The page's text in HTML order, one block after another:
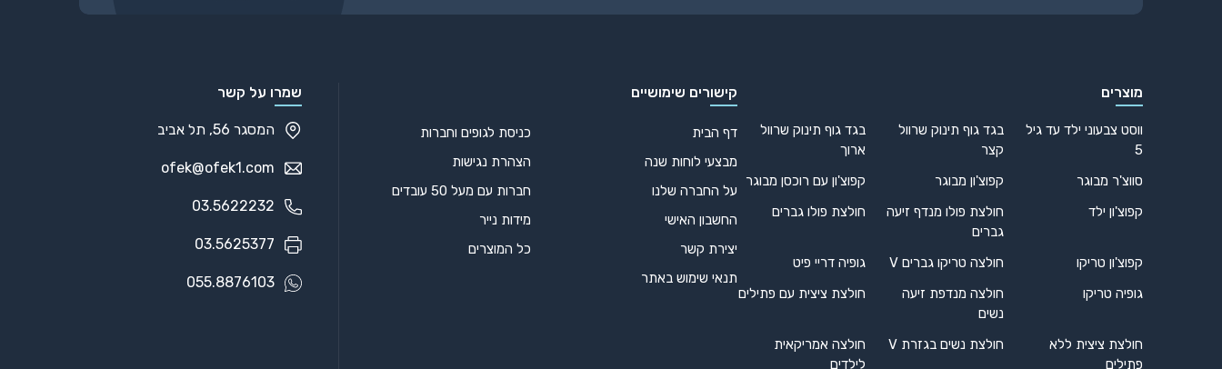
מוצרים
ווסט צבעוני ילד עד גיל
5
בגד גוף תינוק שרוול
קצר
בגד גוף תינוק שרוול
ארוך
סווצ'ר מבוגר
קפוצ'ון מבוגר
קפוצ'ון עם רוכסן מבוגר
קפוצ'ון ילד
חולצת פולו מנדף זיעה
גברים
חולצת פולו גברים
קפוצ'ון טריקו חולצה טריקו גברים V
גופיה דריי פיט
גופיה טריקו
חולצה מנדפת זיעה
נשים
חולצת ציצית עם פתילים
חולצת ציצית ללא
פתילים
חולצת נשים בגזרת V
חולצה אמריקאית
לילדים
קישורים שימושיים
דף הבית
מבצעי לוחות שנה
על החברה שלנו
החשבון האישי
יצירת קשר
תנאי שימוש באתר
כניסת לגופים וחברות
הצהרת נגישות
חברות עם מעל 50 עובדים
מידות נייר
כל המוצרים
שמרו על קשר
המסגר 56, תל אביב
ofek@ofek1.com
03.5622232
03.5625377
055.8876103